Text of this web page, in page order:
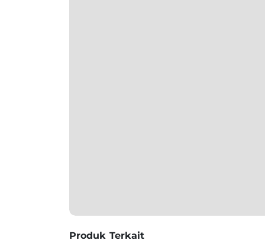
Produk Terkait